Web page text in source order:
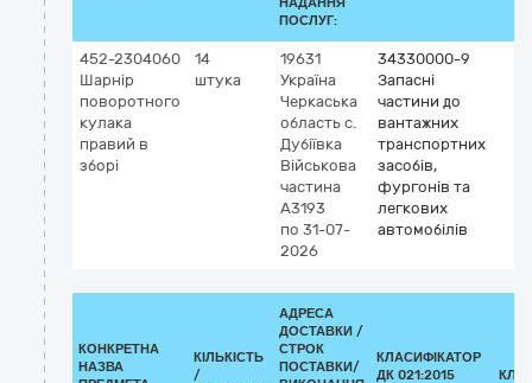
ПОСЛУГ:
452-2304060
Шарнір
поворотного
кулака
правий в
зборі
14
штука
19631
Україна
Черкаська
область с.
Дубіївка
Військова
частина
А3193
по 31-07-
2026
34330000-9
Запасні
частини до
вантажних
транспортних
засобів,
фургонів та
легкових
автомобілів
КОНКРЕТНА
НАЗВА
КІЛЬКІСТЬ
/
АДРЕСА
ДОСТАВКИ /
СТРОК
ПОСТАВКИ/
КЛАСИФІКАТОР
ДК 021:2015